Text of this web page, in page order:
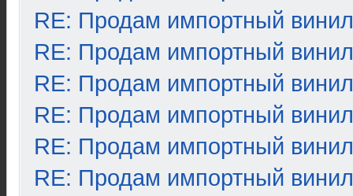
RE: Продам импортный винил
RE: Продам импортный винил
RE: Продам импортный винил
RE: Продам импортный винил
RE: Продам импортный винил
RE: Продам импортный винил